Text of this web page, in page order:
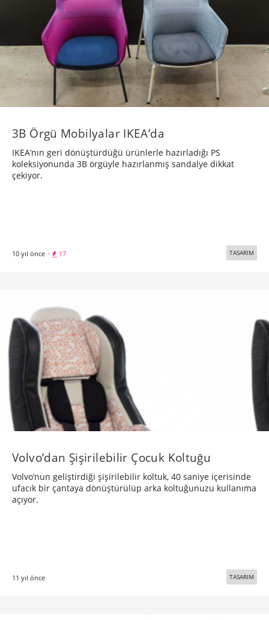
3B Örgü Mobilyalar IKEA’da
IKEA’nın geri dönüştürdüğü ürünlerle hazırladığı PS
koleksiyonunda 3B örgüyle hazırlanmış sandalye dikkat
çekiyor.
10 yıl önce · 17 TASARIM
Volvo’dan Şişirilebilir Çocuk Koltuğu
Volvo’nun geliştirdiği şişirilebilir koltuk, 40 saniye içerisinde
ufacık bir çantaya dönüştürülüp arka koltuğunuzu kullanıma
açıyor.
11 yıl önce TASARIM